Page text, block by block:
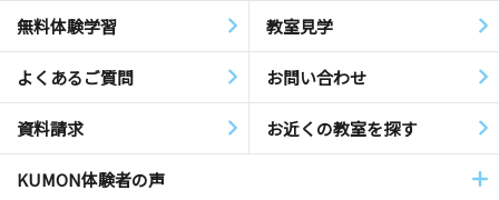
無料体験学習 教室見学
よくあるご質問 お問い合わせ
資料請求 お近くの教室を探す
KUMON体験者の声